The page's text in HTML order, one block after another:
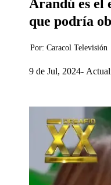
Arandú es el
que podría
Por: Caracol Televisión
9 de Jul, 2024